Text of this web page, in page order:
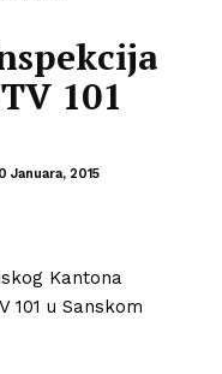
101
Januara, 2015
Kantona
u Sanskom